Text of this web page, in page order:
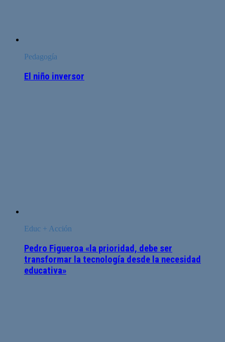
Pedagogía
El niño inversor
Educ + Acción
Pedro Figueroa «la prioridad, debe ser
transformar la tecnología desde la necesidad
educativa»